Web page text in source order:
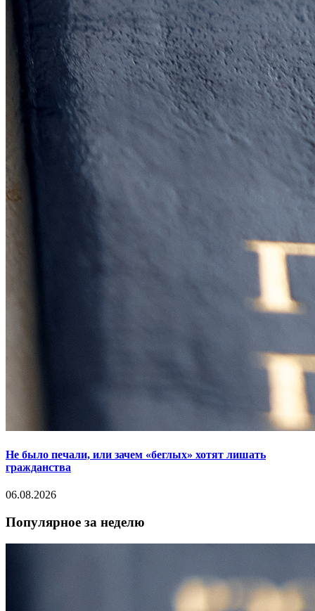
Не было печали, или зачем «беглых» хотят лишать
гражданства
06.08.2026
Популярное за неделю